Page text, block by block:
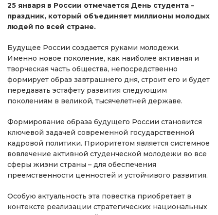
25 января в России отмечается День студента –
праздник, который объединяет миллионы молодых
людей по всей стране.
Будущее России создается руками молодежи.
Именно новое поколение, как наиболее активная и
творческая часть общества, непосредственно
формирует образ завтрашнего дня, строит его и будет
передавать эстафету развития следующим
поколениям в великой, тысячелетней державе.
Формирование образа будущего России становится
ключевой задачей современной государственной
кадровой политики. Приоритетом является системное
вовлечение активной студенческой молодежи во все
сферы жизни страны – для обеспечения
преемственности ценностей и устойчивого развития.
Особую актуальность эта повестка приобретает в
контексте реализации стратегических национальных